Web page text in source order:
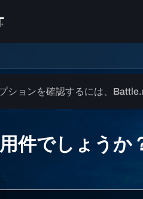
ションを確認するには、
件でしょうか